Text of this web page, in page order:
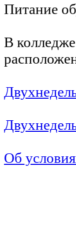
Питание
В
Об